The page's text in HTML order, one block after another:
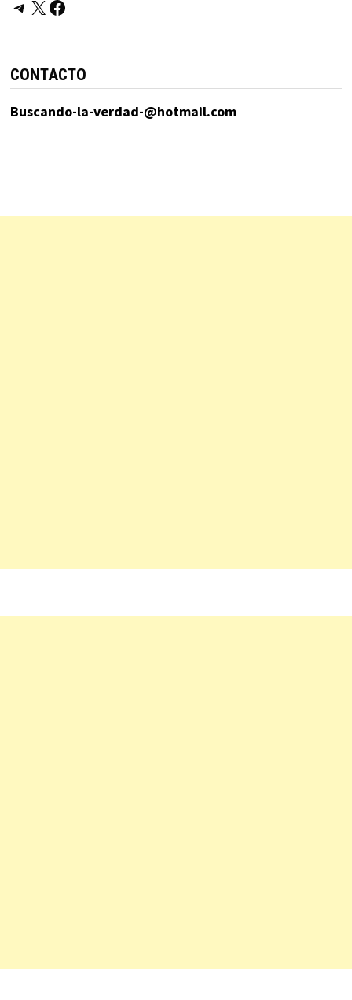
Telegram
X Facebook
CONTACTO
Buscando-la-verdad-@hotmail.com